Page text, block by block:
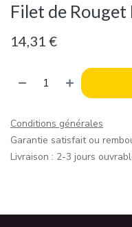
Filet de
14,31 €
Conditions générales
Garantie satisfait ou
Livraison : 2-3 jours